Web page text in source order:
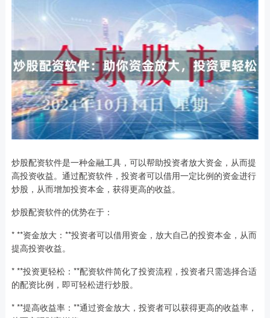
炒股配资软件是一种金融工具，可以帮助投资者放大资金，从而提
高投资收益。通过配资软件，投资者可以借用一定比例的资金进行
炒股，从而增加投资本金，获得更高的收益。
炒股配资软件的优势在于：
* **资金放大：**投资者可以借用资金，放大自己的投资本金，从而
提高投资收益。
* **投资更轻松：**配资软件简化了投资流程，投资者只需选择合适
的配资比例，即可轻松进行炒股。
* **提高收益率：**通过资金放大，投资者可以获得更高的收益率，